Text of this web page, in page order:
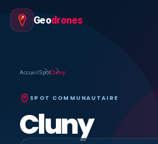
Geodrones
Accueil SpotCluny
SPOT COMMUNAUTAIRE
Cluny